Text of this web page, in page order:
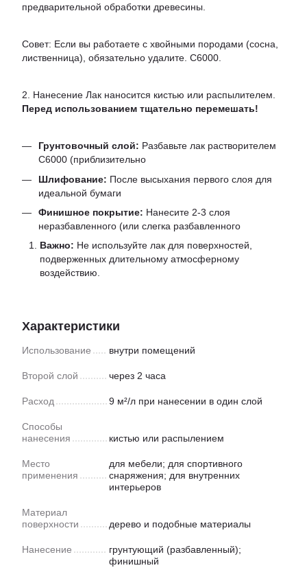
предварительной обработки древесины.
Совет: Если вы работаете с хвойными породами (сосна,
лиственница), обязательно удалите. C6000.
2. Нанесение Лак наносится кистью или распылителем.
Перед использованием тщательно перемешать!
Грунтовочный слой: Разбавьте лак растворителем
C6000 (приблизительно
Шлифование: После высыхания первого слоя для
идеальной бумаги
Финишное покрытие: Нанесите 2-3 слоя
неразбавленного (или слегка разбавленного
Важно: Не используйте лак для поверхностей,
подверженных длительному атмосферному
воздействию.
Характеристики
Использование внутри помещений
Второй слой через 2 часа
Расход 9 м²/л при нанесении в один слой
Способы
нанесения
кистью или распылением
Место
применения
для мебели; для спортивного
снаряжения; для внутренних
интерьеров
Материал
поверхности
дерево и подобные материалы
Нанесение
грунтующий (разбавленный);
финишный